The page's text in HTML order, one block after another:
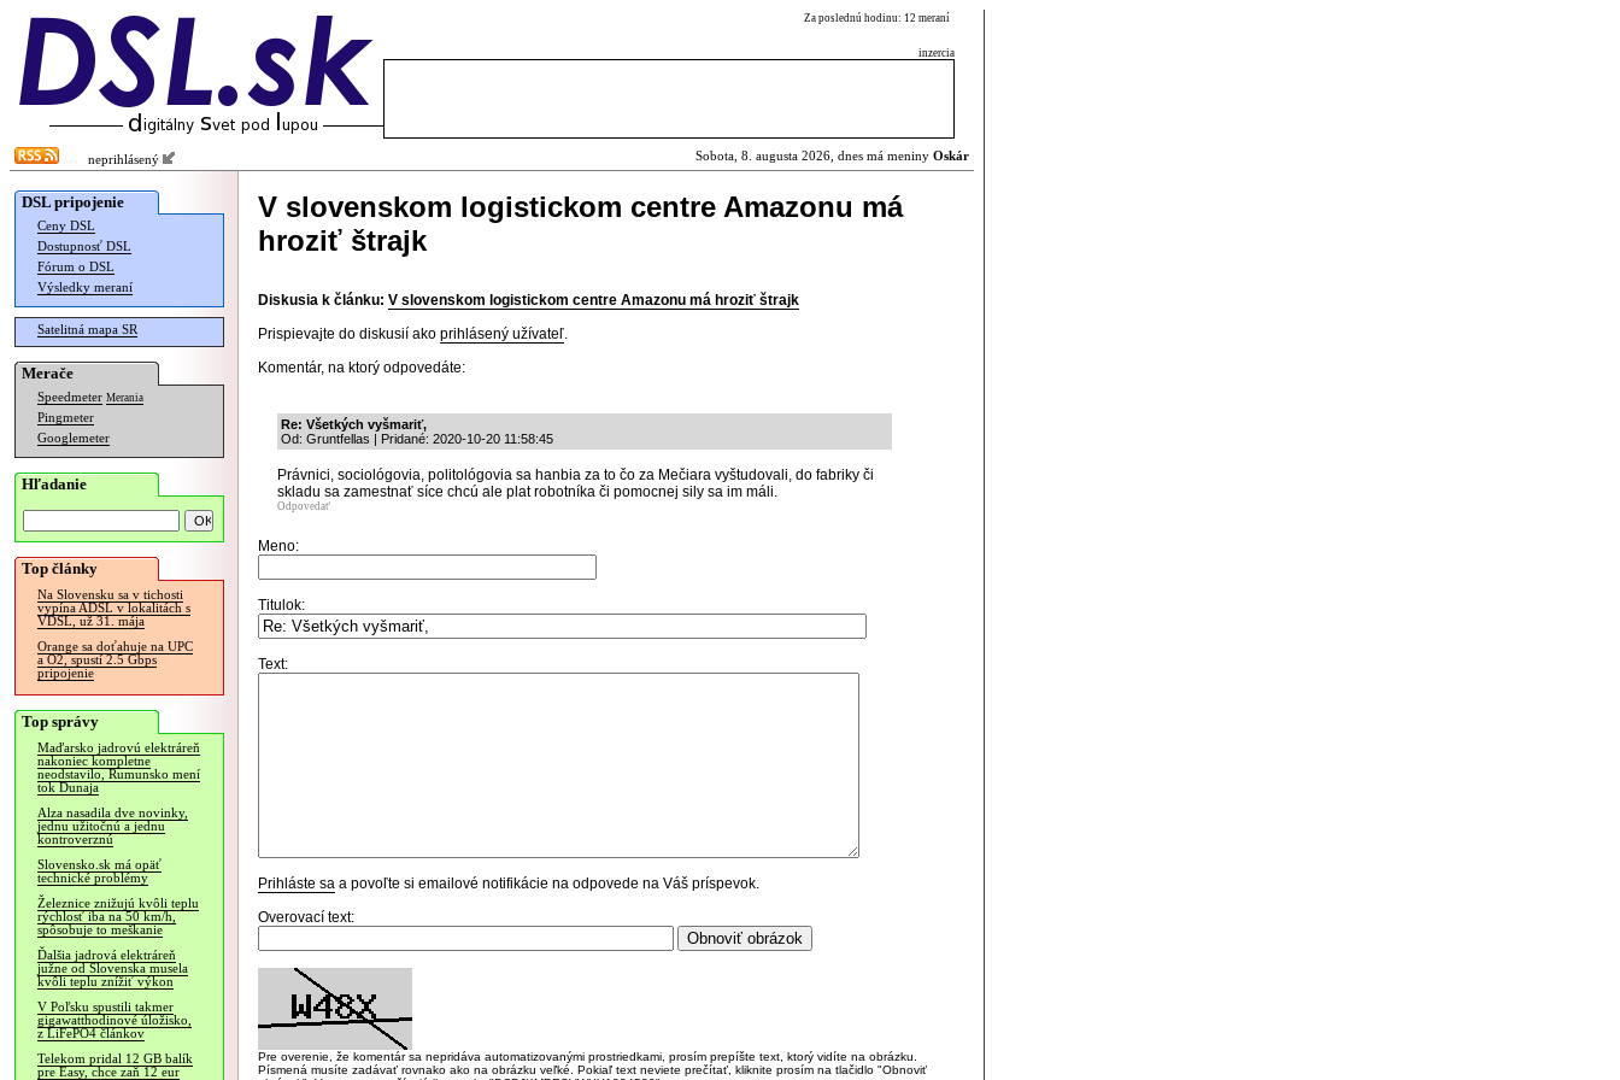
Za poslednú hodinu: 12 meraní
inzercia
neprihlásený Sobota, 8. augusta 2026, dnes má meniny Oskár
DSL pripojenie
Ceny DSL
Dostupnosť DSL
Fórum o DSL
Výsledky meraní
Satelitná mapa SR
Merače
Speedmeter Merania
Pingmeter
Googlemeter
Hľadanie
Top články
Na Slovensku sa v tichosti
vypína ADSL v lokalitách s
VDSL, už 31. mája
Orange sa doťahuje na UPC
a O2, spustí 2.5 Gbps
pripojenie
Top správy
Maďarsko jadrovú elektráreň
nakoniec kompletne
neodstavilo, Rumunsko mení
tok Dunaja
Alza nasadila dve novinky,
jednu užitočnú a jednu
kontroverznú
Slovensko.sk má opäť
technické problémy
Železnice znižujú kvôli teplu
rýchlosť iba na 50 km/h,
spôsobuje to meškanie
Ďalšia jadrová elektráreň
južne od Slovenska musela
kvôli teplu znížiť výkon
V Poľsku spustili takmer
gigawatthodinové úložisko,
z LiFePO4 článkov
Telekom pridal 12 GB balík
pre Easy, chce zaň 12 eur
V slovenskom logistickom centre Amazonu má
hroziť štrajk
Diskusia k článku: V slovenskom logistickom centre Amazonu má hroziť štrajk
Prispievajte do diskusií ako prihlásený užívateľ.
Komentár, na ktorý odpovedáte:
Re: Všetkých vyšmariť,
Od: Gruntfellas | Pridané: 2020-10-20 11:58:45
Právnici, sociológovia, politológovia sa hanbia za to čo za Mečiara vyštudovali, do fabriky či
skladu sa zamestnať síce chcú ale plat robotníka či pomocnej sily sa im máli.
Odpovedať
Meno:
Titulok:
Text:
Prihláste sa a povoľte si emailové notifikácie na odpovede na Váš príspevok.
Overovací text:
Pre overenie, že komentár sa nepridáva automatizovanými prostriedkami, prosím prepíšte text, ktorý vidíte na obrázku.
Písmená musíte zadávať rovnako ako na obrázku veľké. Pokiaľ text neviete prečítať, kliknite prosím na tlačidlo "Obnoviť